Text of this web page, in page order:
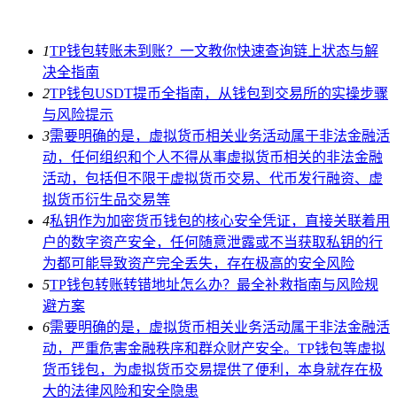
1TP钱包转账未到账？一文教你快速查询链上状态与解
决全指南
2TP钱包USDT提币全指南，从钱包到交易所的实操步骤
与风险提示
3需要明确的是，虚拟货币相关业务活动属于非法金融活
动，任何组织和个人不得从事虚拟货币相关的非法金融
活动，包括但不限于虚拟货币交易、代币发行融资、虚
拟货币衍生品交易等
4私钥作为加密货币钱包的核心安全凭证，直接关联着用
户的数字资产安全，任何随意泄露或不当获取私钥的行
为都可能导致资产完全丢失，存在极高的安全风险
5TP钱包转账转错地址怎么办？最全补救指南与风险规
避方案
6需要明确的是，虚拟货币相关业务活动属于非法金融活
动，严重危害金融秩序和群众财产安全。TP钱包等虚拟
货币钱包，为虚拟货币交易提供了便利，本身就存在极
大的法律风险和安全隐患